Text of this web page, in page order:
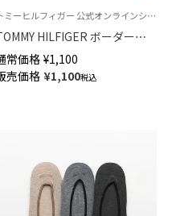
トミーヒルフィガー 公式オンラインショップ 紳士 靴下
HILFIGER ボーダース
ー スニーカー丈 ソックス メ
ズ 02552678
常価格 ¥1,100
売価格 ¥1,100税込